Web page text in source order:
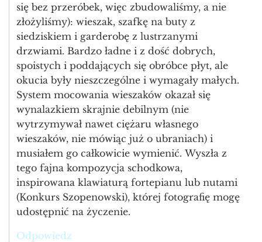
się bez przeróbek, więc zbudowaliśmy, a nie
złożyliśmy): wieszak, szafkę na buty z
siedziskiem i garderobę z lustrzanymi
drzwiami. Bardzo ładne i z dość dobrych,
spoistych i poddających się obróbce płyt, ale
okucia były nieszczególne i wymagały małych.
System mocowania wieszaków okazał się
wynalazkiem skrajnie debilnym (nie
wytrzymywał nawet ciężaru własnego
wieszaków, nie mówiąc już o ubraniach) i
musiałem go całkowicie wymienić. Wyszła z
tego fajna kompozycja schodkowa,
inspirowana klawiaturą fortepianu lub nutami
(Konkurs Szopenowski), której fotografię mogę
udostępnić na życzenie.
Odpowiedz